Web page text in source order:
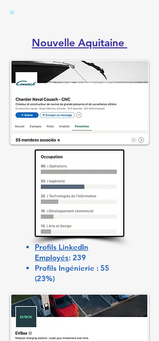
Nouvelle Aquitaine ​
Profils LinkedIn
Employés: 239
Profils Ingénierie : 55
(23%)